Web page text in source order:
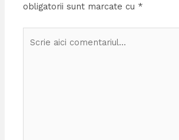
obligatorii sunt marcate cu *